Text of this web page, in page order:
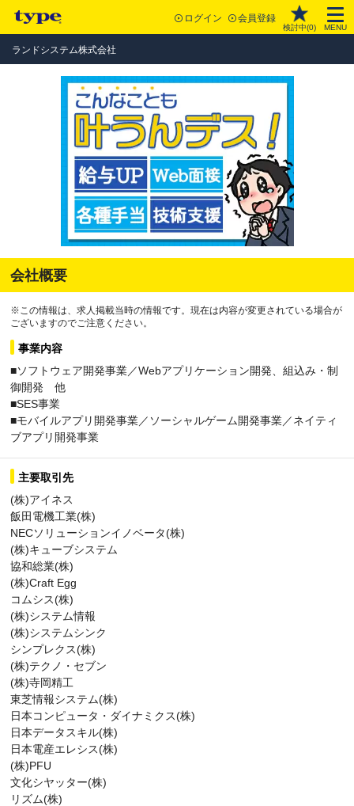
ログイン 会員登録
検討中(0) MENU
ランドシステム株式会社
会社概要
※この情報は、求人掲載当時の情報です。現在は内容が変更されている場合が
ございますのでご注意ください。
事業内容
■ソフトウェア開発事業／Webアプリケーション開発、組込み・制
御開発 他
■SES事業
■モバイルアプリ開発事業／ソーシャルゲーム開発事業／ネイティ
ブアプリ開発事業
主要取引先
(株)アイネス
飯田電機工業(株)
NECソリューションイノベータ(株)
(株)キューブシステム
協和総業(株)
(株)Craft Egg
コムシス(株)
(株)システム情報
(株)システムシンク
シンプレクス(株)
(株)テクノ・セブン
(株)寺岡精工
東芝情報システム(株)
日本コンピュータ・ダイナミクス(株)
日本データスキル(株)
日本電産エレシス(株)
(株)PFU
文化シヤッター(株)
リズム(株)